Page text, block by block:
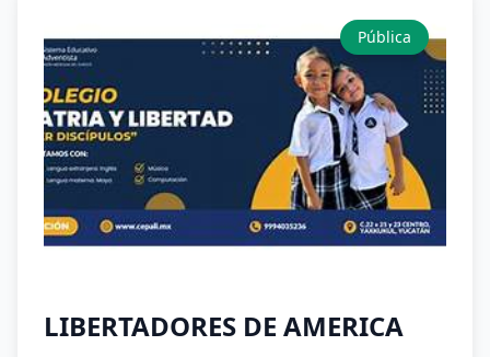
Pública
LIBERTADORES DE AMERICA